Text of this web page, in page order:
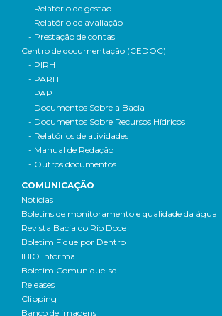
- Relatório de gestão
- Relatório de avaliação
- Prestação de contas
Centro de documentação (CEDOC)
- PIRH
- PARH
- PAP
- Documentos Sobre a Bacia
- Documentos Sobre Recursos Hídricos
- Relatórios de atividades
- Manual de Redação
- Outros documentos
COMUNICAÇÃO
Notícias
Boletins de monitoramento e qualidade da água
Revista Bacia do Rio Doce
Boletim Fique por Dentro
IBIO Informa
Boletim Comunique-se
Releases
Clipping
Banco de imagens